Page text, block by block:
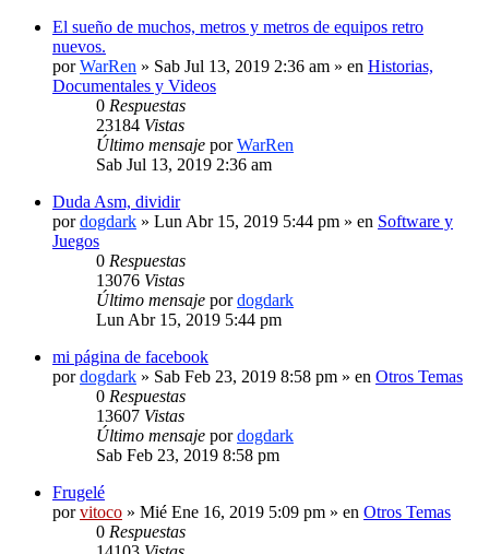
El sueño de muchos, metros y metros de equipos retro
nuevos.
porWarRen » Sab Jul 13, 2019 2:36 am » en Historias,
Documentales y Videos
0 Respuestas
23184 Vistas
Último mensaje porWarRen
Sab Jul 13, 2019 2:36 am
Duda Asm, dividir
pordogdark » Lun Abr 15, 2019 5:44 pm » en Software y
Juegos
0 Respuestas
13076 Vistas
Último mensaje pordogdark
Lun Abr 15, 2019 5:44 pm
mi página de facebook
pordogdark » Sab Feb 23, 2019 8:58 pm » en Otros Temas
0 Respuestas
13607 Vistas
Último mensaje pordogdark
Sab Feb 23, 2019 8:58 pm
Frugelé
porvitoco » Mié Ene 16, 2019 5:09 pm » en Otros Temas
0 Respuestas